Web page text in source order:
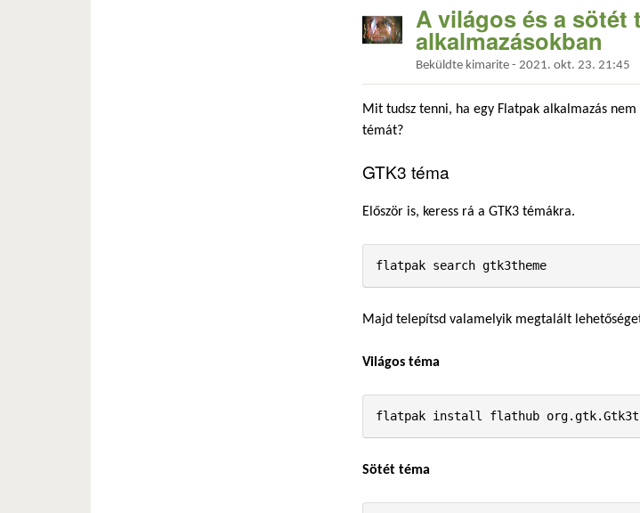
A világos és a sötét
alkalmazásokban
Beküldte kimarite - 2021. okt. 23. 21:45
Mit tudsz tenni, ha egy Flatpak alkalmazás
témát?
GTK3 téma
Először is, keress rá a GTK3 témákra.
flatpak search gtk3theme
Majd telepítsd valamelyik megtalált
Világos téma
flatpak install flathub
Sötét téma